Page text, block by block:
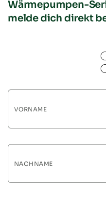
Wärmepumpen-
melde dich direkt
VORNAME
NACHNAME